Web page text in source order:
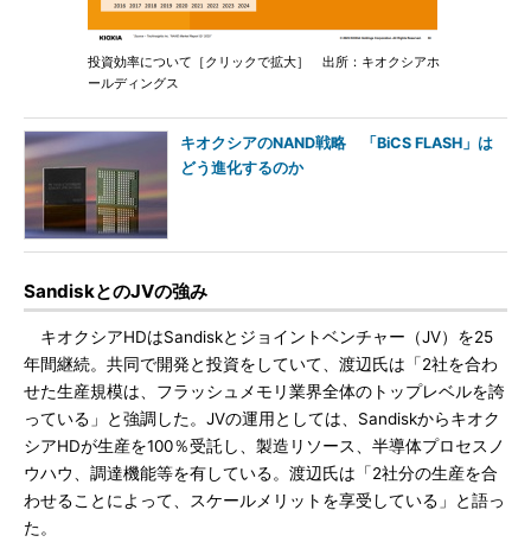
投資効率について［クリックで拡大］ 出所：キオクシアホ
ールディングス
キオクシアのNAND戦略 「BiCS FLASH」は
どう進化するのか
SandiskとのJVの強み
キオクシアHDはSandiskとジョイントベンチャー（JV）を25
年間継続。共同で開発と投資をしていて、渡辺氏は「2社を合わ
せた生産規模は、フラッシュメモリ業界全体のトップレベルを誇
っている」と強調した。JVの運用としては、Sandiskからキオク
シアHDが生産を100％受託し、製造リソース、半導体プロセスノ
ウハウ、調達機能等を有している。渡辺氏は「2社分の生産を合
わせることによって、スケールメリットを享受している」と語っ
た。